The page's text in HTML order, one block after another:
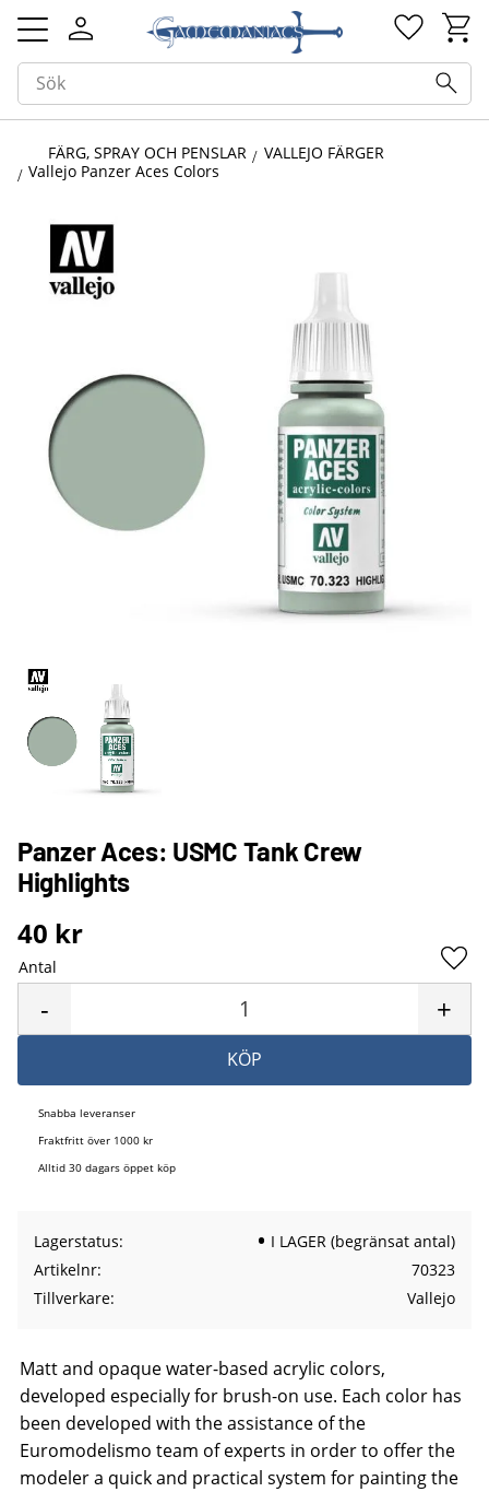
Meny
FÄRG, SPRAY OCH PENSLAR
VALLEJO FÄRGER
Vallejo Panzer Aces Colors
Panzer Aces: USMC Tank Crew
Highlights
40 kr
Antal
+
-
KÖP
Snabba leveranser
Fraktfritt över 1000 kr
Alltid 30 dagars öppet köp
Lagerstatus
I LAGER (begränsat antal)
Artikelnr
70323
Tillverkare
Vallejo
Matt and opaque water-based acrylic colors,
developed especially for brush-on use. Each color has
been developed with the assistance of the
Euromodelismo team of experts in order to offer the
modeler a quick and practical system for painting the